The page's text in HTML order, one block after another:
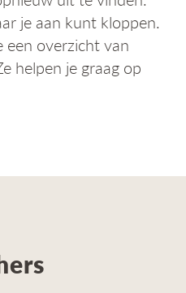
a
je aan kunt kloppen.
een overzicht van
helpen je graag op